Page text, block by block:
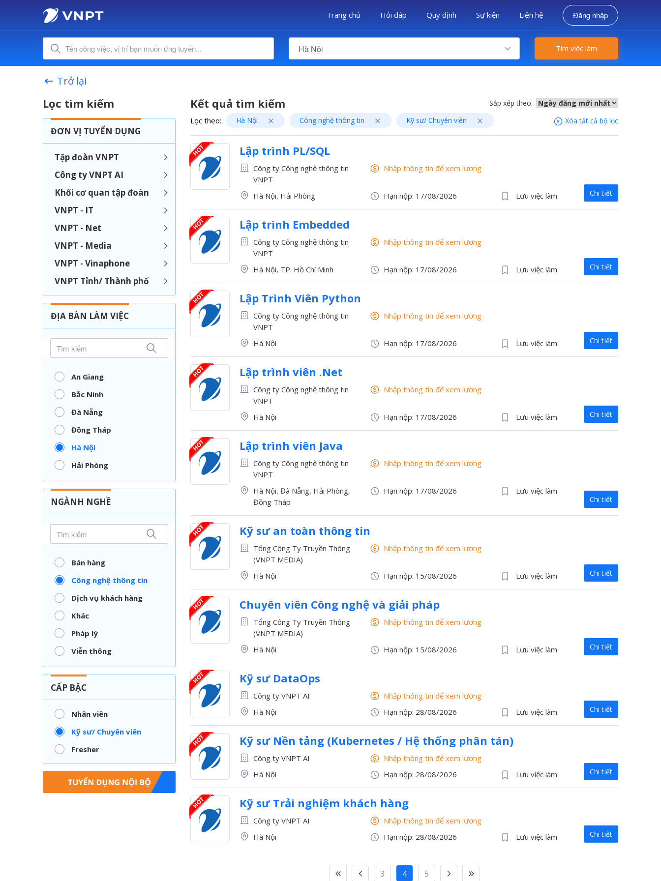
Trang chủ Hỏi đáp Quy định Sự kiện Liên hệ Đăng nhập
Hà Nội Tìm việc làm
Trở lại
Lọc tìm kiếm
ĐƠN VỊ TUYỂN DỤNG
Tập đoàn VNPT
Công ty VNPT AI
Khối cơ quan tập đoàn
VNPT - IT
VNPT - Net
VNPT - Media
VNPT - Vinaphone
VNPT Tỉnh/ Thành phố
ĐỊA BÀN LÀM VIỆC
An Giang
Bắc Ninh
Đà Nẵng
Đồng Tháp
Hà Nội
Hải Phòng
Nghệ An
Thái Nguyên
Vĩnh Long
NGÀNH NGHỀ
Bán hàng
Công nghệ thông tin
Dịch vụ khách hàng
Khác
Pháp lý
Viễn thông
CẤP BẬC
Nhân viên
Kỹ sư/ Chuyên viên
Fresher
Kết quả tìm kiếm Sắp xếp theo:
Lọc theo: Hà Nội Công nghệ thông tin Kỹ sư/ Chuyên viên Xóa tất cả bộ lọc
Lập trình PL/SQL
Công ty Công nghệ thông tin
VNPT
Nhập thông tin để xem lương
Hà Nội, Hải Phòng Hạn nộp: 17/08/2026 Lưu việc làm Chi tiết
Lập trình Embedded
Công ty Công nghệ thông tin
VNPT
Nhập thông tin để xem lương
Hà Nội, TP. Hồ Chí Minh Hạn nộp: 17/08/2026 Lưu việc làm Chi tiết
Lập Trình Viên Python
Công ty Công nghệ thông tin
VNPT
Nhập thông tin để xem lương
Hà Nội Hạn nộp: 17/08/2026 Lưu việc làm Chi tiết
Lập trình viên .Net
Công ty Công nghệ thông tin
VNPT
Nhập thông tin để xem lương
Hà Nội Hạn nộp: 17/08/2026 Lưu việc làm Chi tiết
Lập trình viên Java
Công ty Công nghệ thông tin
VNPT
Nhập thông tin để xem lương
Hà Nội, Đà Nẵng, Hải Phòng,
Đồng Tháp
Hạn nộp: 17/08/2026 Lưu việc làm
Chi tiết
Kỹ sư an toàn thông tin
Tổng Công Ty Truyền Thông
(VNPT MEDIA)
Nhập thông tin để xem lương
Hà Nội Hạn nộp: 15/08/2026 Lưu việc làm Chi tiết
Chuyên viên Công nghệ và giải pháp
Tổng Công Ty Truyền Thông
(VNPT MEDIA)
Nhập thông tin để xem lương
Hà Nội Hạn nộp: 15/08/2026 Lưu việc làm Chi tiết
Kỹ sư DataOps
Công ty VNPT AI
Nhập thông tin để xem lương
Hà Nội
Hạn nộp: 28/08/2026 Lưu việc làm Chi tiết
Kỹ sư Nền tảng (Kubernetes / Hệ thống phân tán)
Công ty VNPT AI
Nhập thông tin để xem lương
Hà Nội
Hạn nộp: 28/08/2026 Lưu việc làm Chi tiết
Kỹ sư Trải nghiệm khách hàng
Công ty VNPT AI
Nhập thông tin để xem lương
Hà Nội
Hạn nộp: 28/08/2026 Lưu việc làm Chi tiết
3 4 5